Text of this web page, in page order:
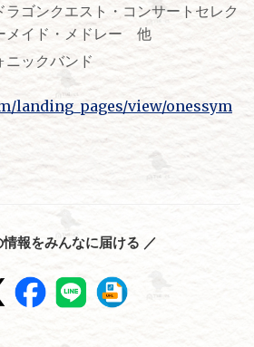
ゴンクエスト・コンサートセレク
メイド・メドレー 他
ニックバンド
landing_pages/view/onessym
情報をみんなに届ける ／